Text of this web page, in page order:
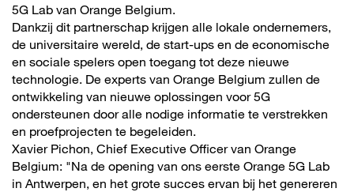
5G Lab van Orange Belgium.
Dankzij dit partnerschap krijgen alle lokale ondernemers,
de universitaire wereld, de start-ups en de economische
en sociale spelers open toegang tot deze nieuwe
technologie. De experts van Orange Belgium zullen de
ontwikkeling van nieuwe oplossingen voor 5G
ondersteunen door alle nodige informatie te verstrekken
en proefprojecten te begeleiden.
Xavier Pichon, Chief Executive Officer van Orange
Belgium: "Na de opening van ons eerste Orange 5G Lab
in Antwerpen, en het grote succes ervan bij het genereren